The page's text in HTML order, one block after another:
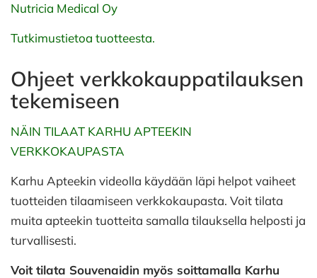
Nutricia Medical Oy
Tutkimustietoa tuotteesta.
Ohjeet verkkokauppatilauksen
tekemiseen
NÄIN TILAAT KARHU APTEEKIN
VERKKOKAUPASTA
Karhu Apteekin videolla käydään läpi helpot vaiheet
tuotteiden tilaamiseen verkkokaupasta. Voit tilata
muita apteekin tuotteita samalla tilauksella helposti ja
turvallisesti.
Voit tilata Souvenaidin myös soittamalla Karhu